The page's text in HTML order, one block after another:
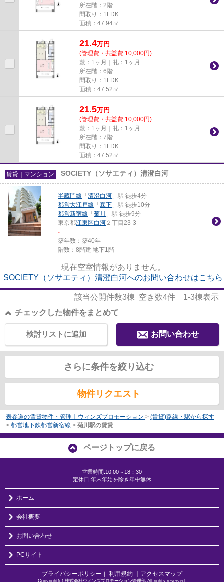
所在階：2階
間取り：1LDK
面積：47.94㎡
21.4万円
(管理費・共益費 10,000円)
敷：1ヶ月｜礼：1ヶ月
所在階：6階
間取り：1LDK
面積：47.52㎡
21.5万円
(管理費・共益費 10,000円)
敷：1ヶ月｜礼：1ヶ月
所在階：7階
間取り：1LDK
面積：47.52㎡
賃貸｜マンション SOCIETY（ソサエティ）清澄白河
半蔵門線 「 清澄白河 」駅 徒歩4分
都営大江戸線 「 森下 」駅 徒歩10分
都営新宿線 「 菊川
」駅 徒歩9分
東京都江東区白河 ２丁目23-3
-
築年数：築40年
階数：8階建 地下1階
現在空室情報がありません。
SOCIETY（ソサエティ）清澄白河へのお問い合わせはこちら
該当公開件数3棟 空き数4件 1-3棟表示
チェックした物件をまとめて
お問い合わせ
検討リストに追加
さらに条件を絞り込む
物件リクエスト
表参道の賃貸物件・管理｜ウィンズプロモーション > (賃貸)路線・駅から探す
> 都営地下鉄都営新宿線 > 菊川駅の賃貸
ページトップに戻る
営業時間:10:00～18：30
定休日:年末年始を除き年中無休
ホーム
会社概要
お問い合わせ
PCサイト
プライバシーポリシー ｜ 利用規約 ｜アクセスマップ
Copyright(c) 株式会社ウィンズプロモーション管理部 All rights reserved.